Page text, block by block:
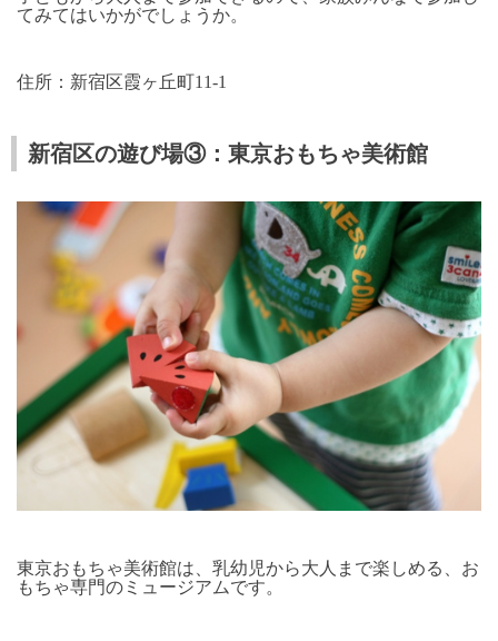
てみてはいかがでしょうか。
住所：新宿区霞ヶ丘町11-1
新宿区の遊び場③：東京おもちゃ美術館
東京おもちゃ美術館は、乳幼児から大人まで楽しめる、お
もちゃ専門のミュージアムです。